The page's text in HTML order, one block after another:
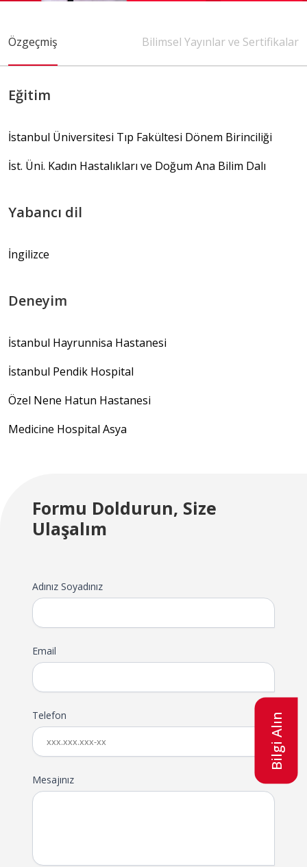
İletişim
Check Up Doğum Paketleri
0 (216) 397 5900
info@pendikyuzyilhastanesi.com
Özgeçmiş Bilimsel Yayınlar ve Sertifikalar
Eğitim
İstanbul Üniversitesi Tıp Fakültesi Dönem Birinciliği
İst. Üni. Kadın Hastalıkları ve Doğum Ana Bilim Dalı
Yabancı dil
İngilizce
Deneyim
İstanbul Hayrunnisa Hastanesi
İstanbul Pendik Hospital
Özel Nene Hatun Hastanesi
Medicine Hospital Asya
Formu Doldurun, Size
Ulaşalım
Adınız Soyadınız
Email
Telefon
Mesajınız
Bilgi Alın